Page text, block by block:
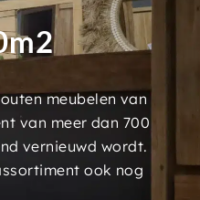
meubelen van
van meer dan 700
vernieuwd wordt.
ook nog